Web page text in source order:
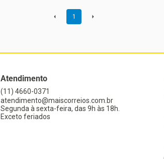
1
Atendimento
(11) 4660-0371
atendimento@maiscorreios.com.br
Segunda à sexta-feira, das 9h às 18h.
Exceto feriados